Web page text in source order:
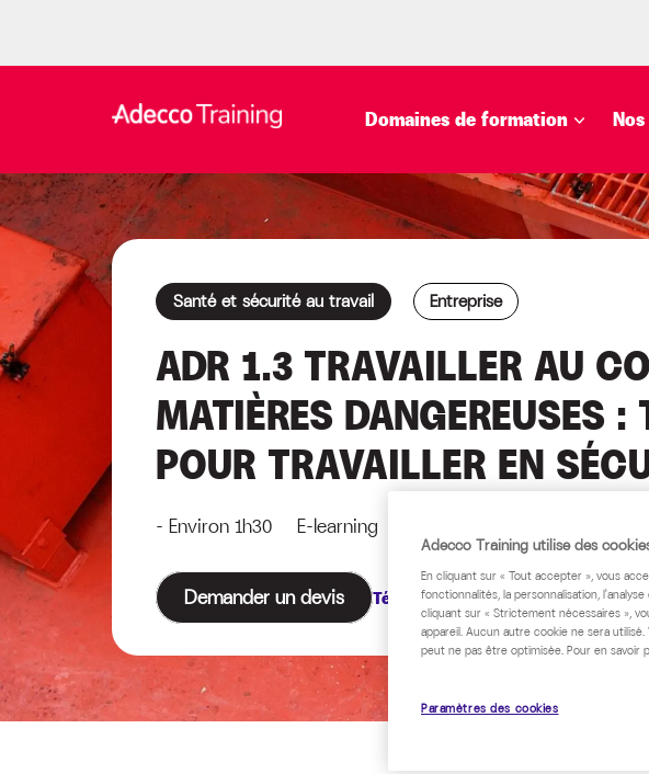
Domaines de formation
Santé et sécurité au travail Entreprise
ADR 1.3 TRAVAILLER AU
MATIÈRES DANGEREUSES
POUR TRAVAILLER EN
- Environ 1h30 E-learning
Demander un devis Télécharger le programme
Adecco Training utilise des
En cliquant sur « Tout accepter », vous
fonctionnalités, la personnalisation,
cliquant sur « Strictement nécessaires »,
appareil. Aucun autre cookie ne sera
peut ne pas être optimisée. Pour en savoir
Paramètres des cookies